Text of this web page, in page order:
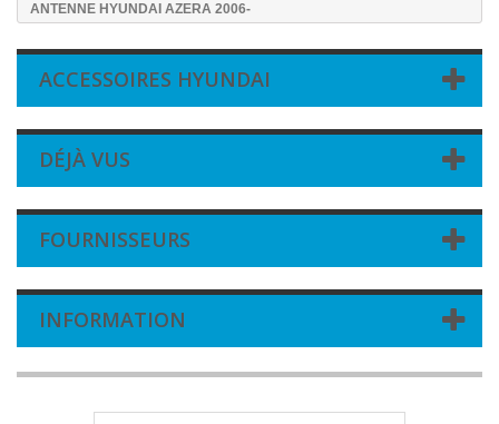
ANTENNE HYUNDAI AZERA 2006-
ACCESSOIRES HYUNDAI
DÉJÀ VUS
FOURNISSEURS
INFORMATION